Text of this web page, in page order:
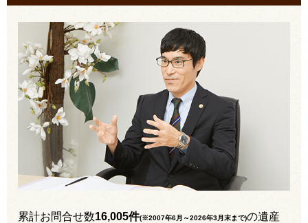
累計お問合せ数16,005件(※2007年6月～2026年3月末まで)の遺産